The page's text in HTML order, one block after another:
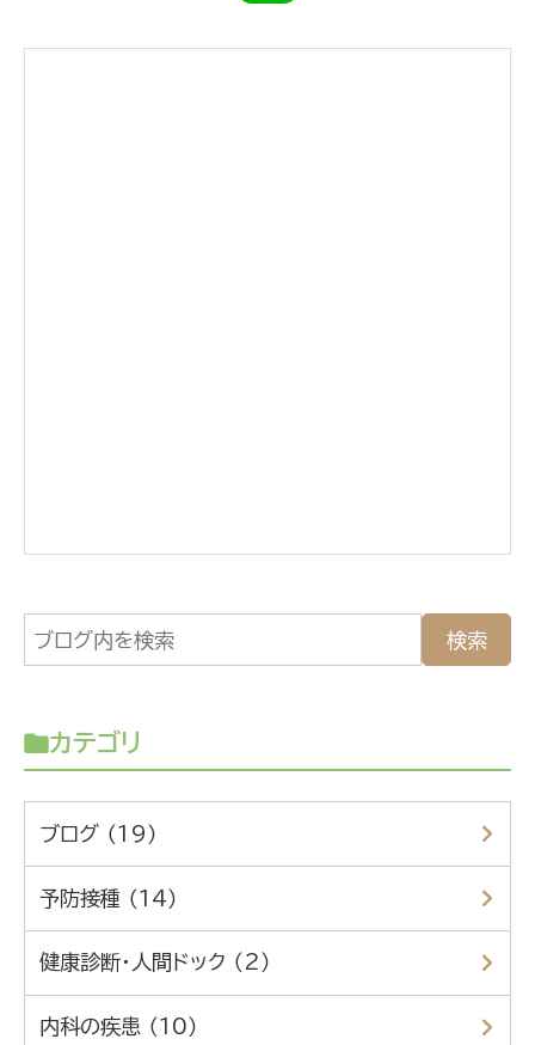
カテゴリ
ブログ （19）
予防接種 （14）
健康診断・人間ドック （2）
内科の疾患 （10）